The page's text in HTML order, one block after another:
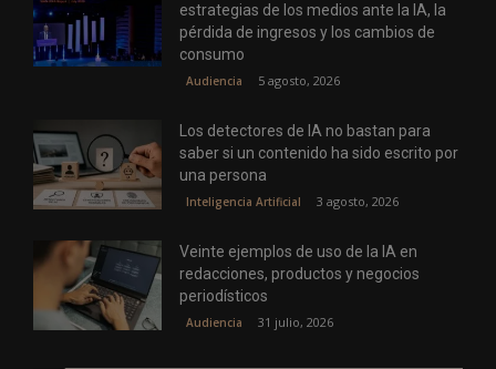
estrategias de los medios ante la IA, la
pérdida de ingresos y los cambios de
consumo
Audiencia 5 agosto, 2026
Los detectores de IA no bastan para
saber si un contenido ha sido escrito por
una persona
Inteligencia Artificial 3 agosto, 2026
Veinte ejemplos de uso de la IA en
redacciones, productos y negocios
periodísticos
Audiencia 31 julio, 2026